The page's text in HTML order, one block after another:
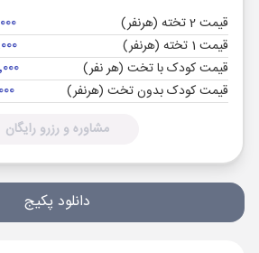
قیمت 2 تخته (هرنفر)
قیمت 1 تخته (هرنفر)
قیمت کودک با تخت (هر نفر)
قیمت کودک بدون تخت (هرنفر)
مشاوره و رزرو رایگان
دانلود پکیج